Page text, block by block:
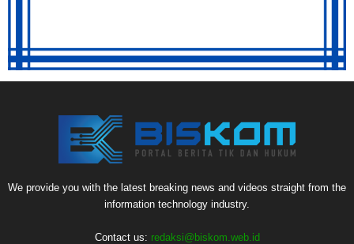
We provide you with the latest breaking news and videos straight from the
information technology industry.
Contact us: redaksi@biskom.web.id